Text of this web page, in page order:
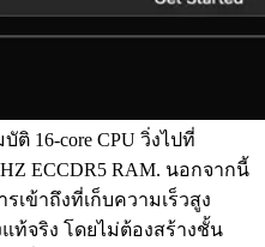
ติ 16-core CPU วิ่งไปที่
ECCDR5 RAM. นอกจากนี้
เข้าถึงที่เก็บความเร็วสูง
ท้จริง โดยไม่ต้องสร้างชั้น